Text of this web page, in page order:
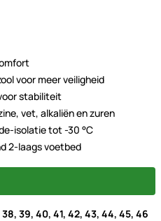
voor meer veiligheid
stabiliteit
vet, alkaliën en zuren
isolatie tot -30 °C
2-laags voetbed
39, 40, 41, 42, 43, 44, 45, 46